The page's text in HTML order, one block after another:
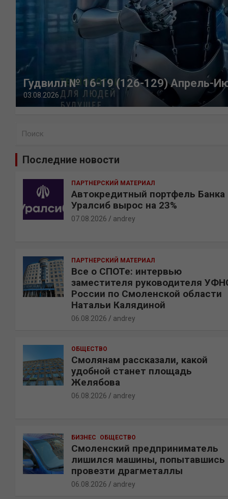
Гудвилл № 16-19 (126-129) Апрель-
03.08.2026
Последние новости
ПАРТНЕРСКИЙ МАТЕРИАЛ
Автокредитный портфель Банка
Уралсиб вырос на 23%
07.08.2026 andrey
ПАРТНЕРСКИЙ МАТЕРИАЛ
Все о СПОТе: интервью
заместителя руководителя
России по Смоленской области
Натальи Калядиной
06.08.2026 andrey
ОБЩЕСТВО
Смолянам рассказали, какой
удобной станет площадь
Желябова
06.08.2026 andrey
БИЗНЕС ОБЩЕСТВО
Смоленский предприниматель
лишился машины, попытавшись
провезти драгметаллы
06.08.2026 andrey